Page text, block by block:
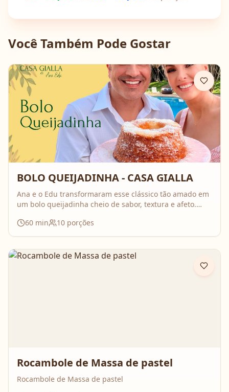
Você Também Pode Gostar
BOLO QUEIJADINHA - CASA GIALLA
Ana e o Edu transformaram esse clássico tão amado em
um bolo queijadinha cheio de sabor, textura e afeto.
que surpreende no resultado e perfuma a casa inteira
enquanto assa. Aperte o play, acompanhe o passo a
impossível de resistir 💛
60 min 10 porções
Rocambole de Massa de pastel
Rocambole de Massa de pastel